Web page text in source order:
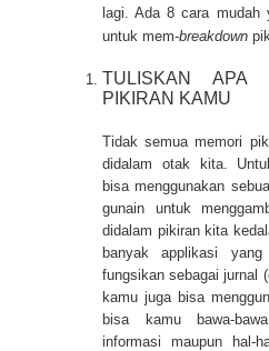
lagi. Ada 8 cara mudah
untuk mem-breakdown
TULISKAN APA
PIKIRAN KAMU
Tidak semua memori
didalam otak kita.
bisa menggunakan
gunain untuk
didalam pikiran kita
banyak applikasi
fungsikan sebagai jurnal
kamu juga bisa
bisa kamu bawa-
informasi maupun hal-